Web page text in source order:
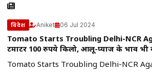
विदेश Aniket 06 Jul 2024
Tomato Starts Troubling Delhi-NCR
टमाटर 100 रुपये किलो, आलू-प्याज के भाव भी
Tomato Starts Troubling Delhi-NCR